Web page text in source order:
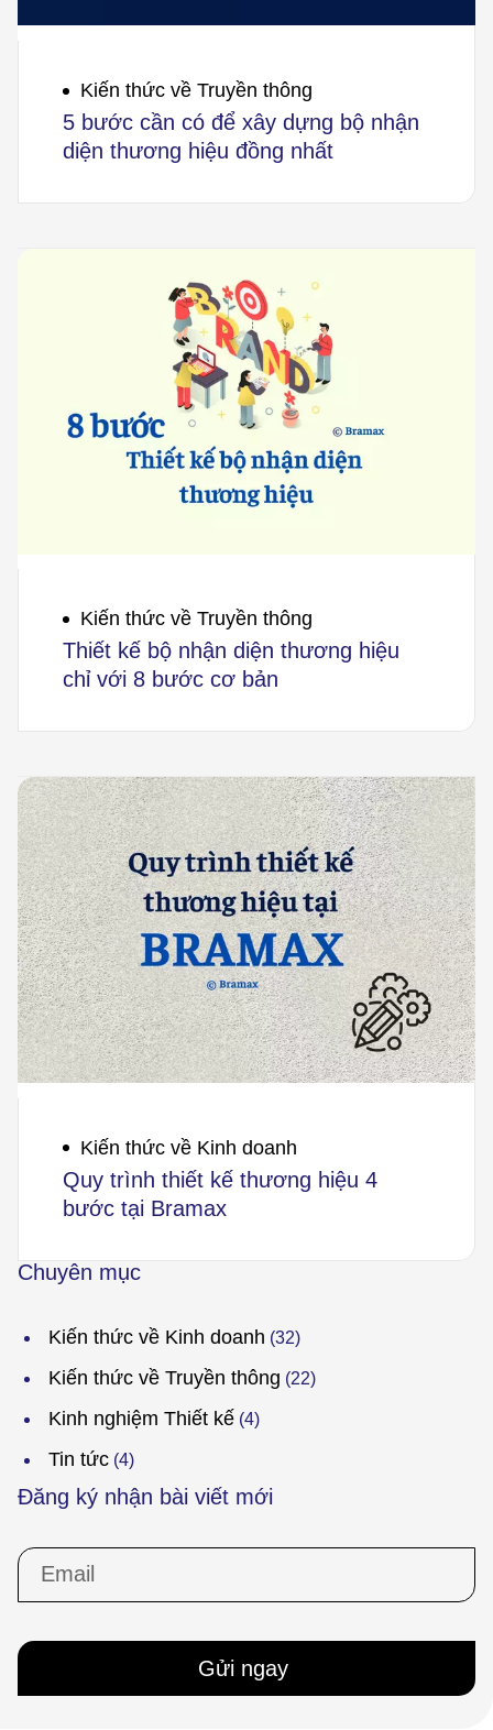
Kiến thức về Truyền thông
5 bước cần có để xây dựng bộ nhận
diện thương hiệu đồng nhất
Kiến thức về Truyền thông
Thiết kế bộ nhận diện thương hiệu
chỉ với 8 bước cơ bản
Kiến thức về Kinh doanh
Quy trình thiết kế thương hiệu 4
bước tại Bramax
Chuyên mục
Kiến thức về Kinh doanh (32)
Kiến thức về Truyền thông (22)
Kinh nghiệm Thiết kế (4)
Tin tức (4)
Đăng ký nhận bài viết mới
Gửi ngay